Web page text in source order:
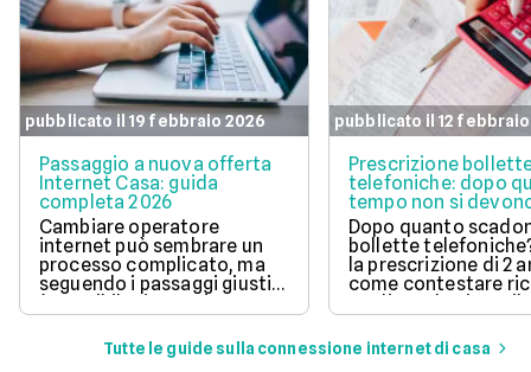
pubblicato il 19 febbraio 2026
Passaggio a nuova offerta
Internet Casa: guida
completa 2026
Cambiare operatore
internet può sembrare un
processo complicato, ma
seguendo i passaggi giusti,
è possibile risparmiare
notevolmente sulla linea
telefonica e godere di un
servizio migliore. In questo
pubblicato il 12
Prescrizione
telefoniche: dopo
tempo non si
pagare?
Dopo quanto
bollette
la prescrizione di 2
come contestare
tardive ed evitare il
pagamento di
vecchie.
Tutte le guide sulla connessione internet di casa